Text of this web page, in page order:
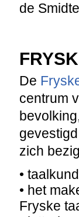
de
De
centrum
zich
•
• het
Fryske